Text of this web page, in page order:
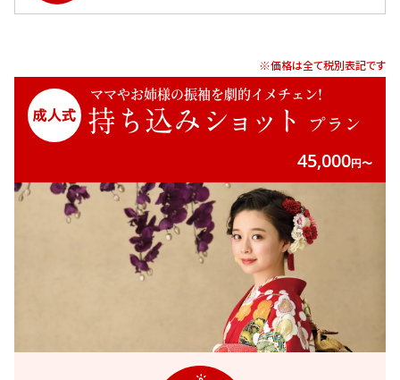
※価格は全て税別表記です
ママやお姉様の振袖を劇的イメチェン!
持ち込み ショット プラン
45,000円〜